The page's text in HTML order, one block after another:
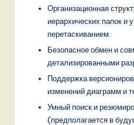
Организационная
иерархических папок и
перетаскиванием.
Безопасное обмен и
детализированными
Поддержка
изменений диаграмм и
Умный поиск и
(предполагается в